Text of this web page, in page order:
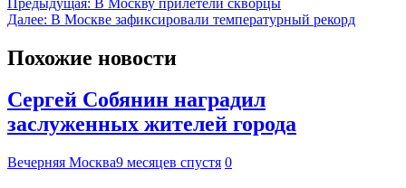
Далее: В Москве зафиксировали температурный рекорд
Похожие новости
Сергей Собянин наградил
заслуженных жителей города
Вечерняя Москва9 месяцев спустя 0